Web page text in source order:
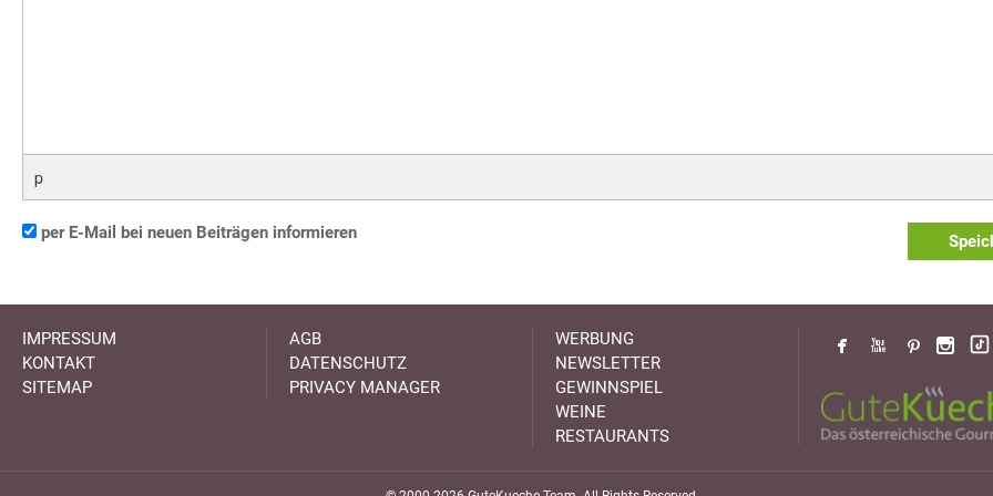
p
per E-Mail bei neuen Beiträgen informieren
IMPRESSUM
KONTAKT
SITEMAP
AGB
DATENSCHUTZ
PRIVACY MANAGER
WERBUNG
NEWSLETTER
GEWINNSPIEL
WEINE
RESTAURANTS